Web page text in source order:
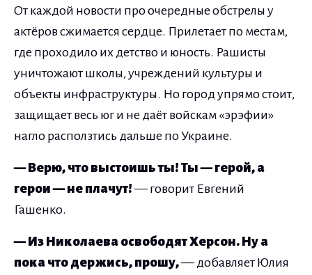
От каждой новости про очередные обстрелы у
актёров сжимается сердце. Прилетает по местам,
где проходило их детство и юность. Рашисты
уничтожают школы, учреждений культуры и
объекты инфраструктуры. Но город упрямо стоит,
защищает весь юг и не даёт войскам «эрэфии»
нагло расползтись дальше по Украине.
— Верю, что выстоишь ты! Ты — герой, а
герои — не плачут!— говорит Евгений
Гашенко.
— Из Николаева освободят Херсон. Ну а
пока что держись, прошу,— добавляет Юлия